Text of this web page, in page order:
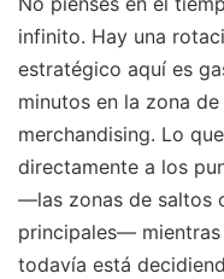
infinito. Hay una
estratégico aquí es
minutos en la zona
merchandising. Lo
directamente a los
—las zonas de saltos
principales— mientras
todavía está